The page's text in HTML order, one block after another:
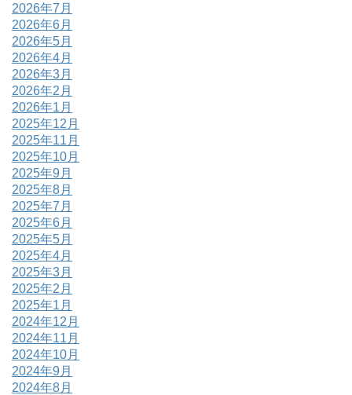
2026年7月
2026年6月
2026年5月
2026年4月
2026年3月
2026年2月
2026年1月
2025年12月
2025年11月
2025年10月
2025年9月
2025年8月
2025年7月
2025年6月
2025年5月
2025年4月
2025年3月
2025年2月
2025年1月
2024年12月
2024年11月
2024年10月
2024年9月
2024年8月